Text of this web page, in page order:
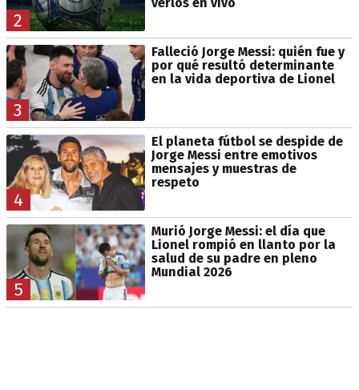
2
3
Falleció Jorge Messi: quién fue y
por qué resultó determinante
en la vida deportiva de Lionel
4
El planeta fútbol se despide de
Jorge Messi entre emotivos
mensajes y muestras de
respeto
5
Murió Jorge Messi: el día que
Lionel rompió en llanto por la
salud de su padre en pleno
Mundial 2026